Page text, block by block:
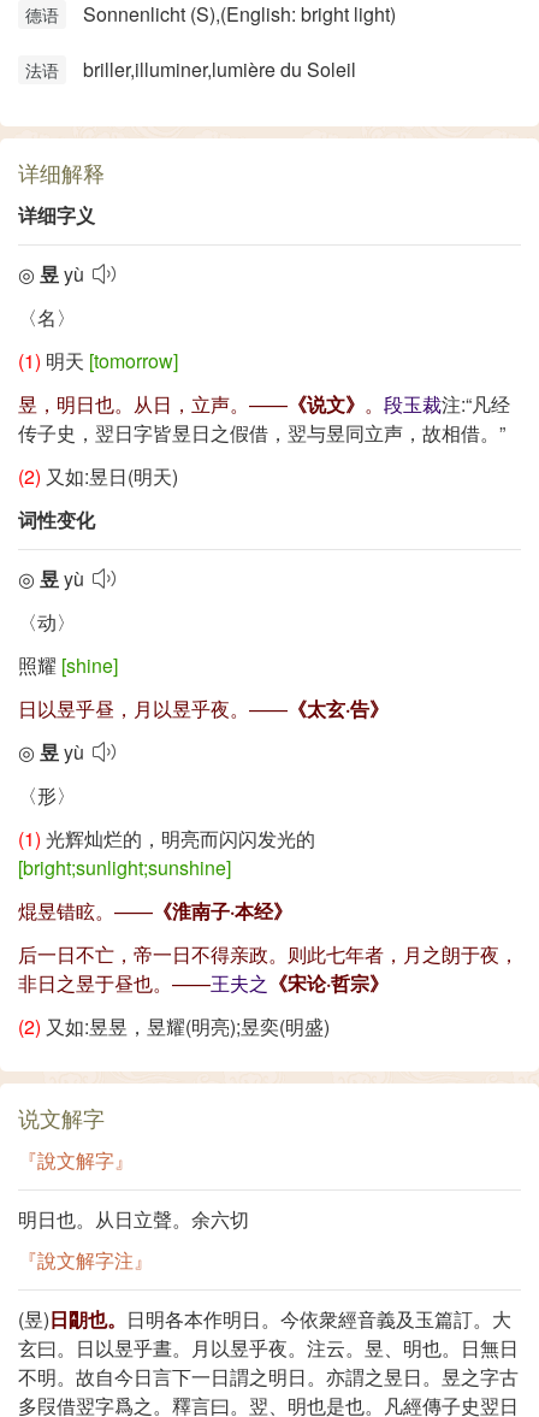
德语 Sonnenlicht (S)​,(English: bright light)
法语 briller,illuminer,lumière du Soleil
详细解释
详细字义
◎ 昱yù
〈名〉
(1) 明天 [tomorrow]
昱，明日也。从日，立声。—— 《说文》 。 段玉裁注:“凡经
传子史，翌日字皆昱日之假借，翌与昱同立声，故相借。”
(2) 又如:昱日(明天)
词性变化
◎ 昱yù
〈动〉
照耀 [shine]
日以昱乎昼，月以昱乎夜。—— 《太玄·告》
◎ 昱yù
〈形〉
(1) 光辉灿烂的，明亮而闪闪发光的
[bright;sunlight;sunshine]
焜昱错眩。—— 《淮南子·本经》
后一日不亡，帝一日不得亲政。则此七年者，月之朗于夜，
非日之昱于昼也。——王夫之 《宋论·哲宗》
(2) 又如:昱昱，昱耀(明亮);昱奕(明盛)
说文解字
『說文解字』
明日也。从日立聲。余六切
『說文解字注』
(昱)日朙也。 日明各本作明日。今依衆經音義及玉篇訂。大
玄曰。日以昱乎晝。月以昱乎夜。注云。昱、明也。日無日
不明。故自今日言下一日謂之明日。亦謂之昱日。昱之字古
多叚借翌字爲之。釋言曰。翌、明也是也。凡經傳子史翌日